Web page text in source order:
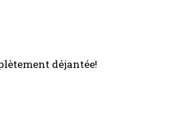
déjantée!